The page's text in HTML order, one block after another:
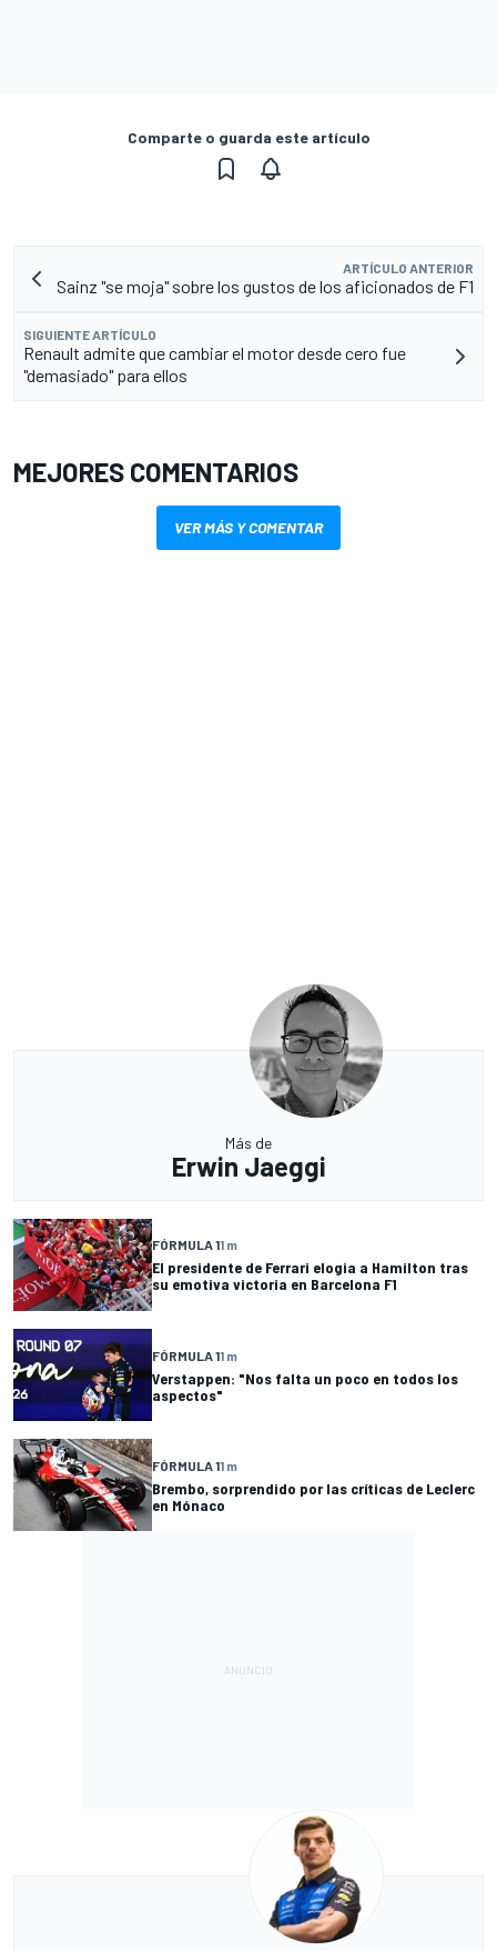
Comparte o guarda este artículo
ARTÍCULO ANTERIOR
Sainz "se moja" sobre los gustos de los aficionados de F1
SIGUIENTE ARTÍCULO
Renault admite que cambiar el motor desde cero fue
"demasiado" para ellos
MEJORES COMENTARIOS
VER MÁS Y COMENTAR
Más de
Erwin Jaeggi
FÓRMULA 11 m
El presidente de Ferrari elogia a Hamilton tras
su emotiva victoria en Barcelona F1
FÓRMULA 11 m
Verstappen: "Nos falta un poco en todos los
aspectos"
FÓRMULA 11 m
Brembo, sorprendido por las críticas de Leclerc
en Mónaco